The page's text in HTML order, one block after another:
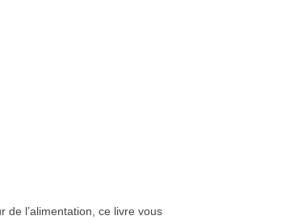
de l’alimentation, ce livre vous